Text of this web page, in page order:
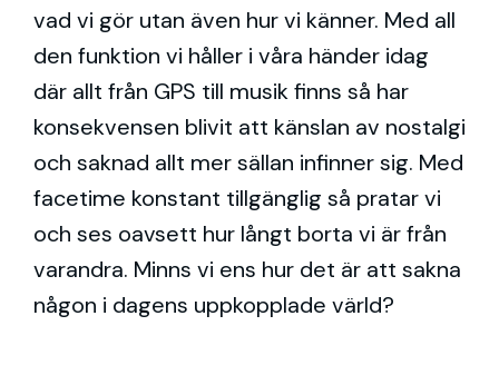
vad vi gör utan även hur vi känner. Med all
den funktion vi håller i våra händer idag
där allt från GPS till musik finns så har
konsekvensen blivit att känslan av nostalgi
och saknad allt mer sällan infinner sig. Med
facetime konstant tillgänglig så pratar vi
och ses oavsett hur långt borta vi är från
varandra. Minns vi ens hur det är att sakna
någon i dagens uppkopplade värld?